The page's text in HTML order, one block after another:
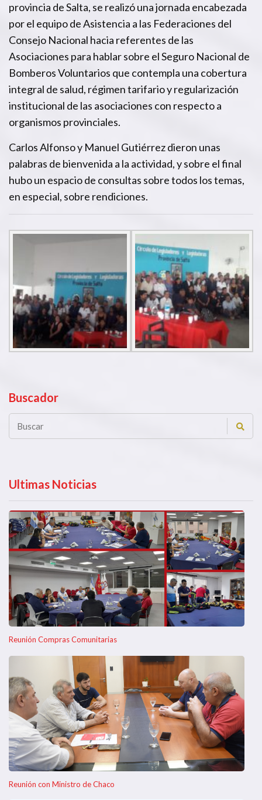
provincia de Salta, se realizó una jornada encabezada
por el equipo de Asistencia a las Federaciones del
Consejo Nacional hacia referentes de las
Asociaciones para hablar sobre el Seguro Nacional de
Bomberos Voluntarios que contempla una cobertura
integral de salud, régimen tarifario y regularización
institucional de las asociaciones con respecto a
organismos provinciales.
Carlos Alfonso y Manuel Gutiérrez dieron unas
palabras de bienvenida a la actividad, y sobre el final
hubo un espacio de consultas sobre todos los temas,
en especial, sobre rendiciones.
Buscador
Ultimas Noticias
Reunión Compras Comunitarias
Reunión con Ministro de Chaco